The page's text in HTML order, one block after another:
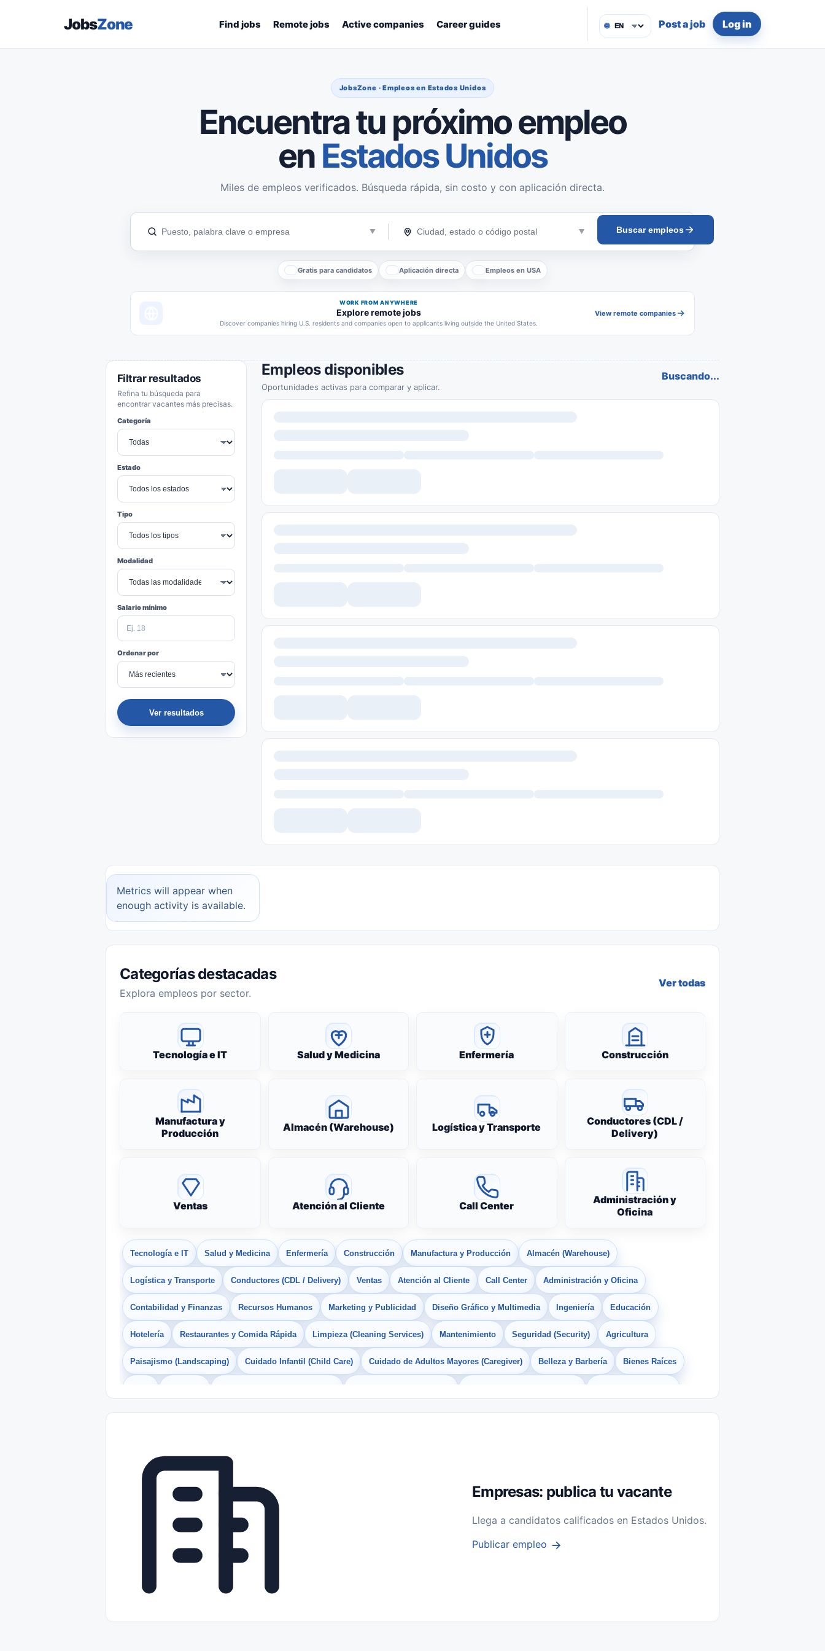
JobsZone Find jobs Remote jobs Active companies Career guides 🌐 Post a job Log in
JobsZone · Empleos en Estados Unidos
Encuentra tu próximo empleo
en Estados Unidos
Miles de empleos verificados. Búsqueda rápida, sin costo y con aplicación directa.
Buscar empleos
Gratis para candidatos Aplicación directa Empleos en USA
WORK FROM ANYWHERE
Explore remote jobs
Discover companies hiring U.S. residents and companies open to applicants living outside the United States.
View remote companies
Filtrar resultados
Refina tu búsqueda para
encontrar vacantes más precisas.
Categoría
Estado
Tipo
Modalidad
Salario mínimo
Ordenar por
Ver resultados
Empleos disponibles
Oportunidades activas para comparar y aplicar.
Buscando...
Metrics will appear when
enough activity is available.
Categorías destacadas
Explora empleos por sector.
Ver todas
Tecnología e IT Salud y Medicina Enfermería Construcción
Manufactura y
Producción
Almacén (Warehouse) Logística y Transporte
Conductores (CDL /
Delivery)
Ventas Atención al Cliente Call Center
Administración y
Oficina
Tecnología e IT Salud y Medicina Enfermería Construcción Manufactura y Producción Almacén (Warehouse)
Logística y Transporte Conductores (CDL / Delivery) Ventas Atención al Cliente Call Center Administración y Oficina
Contabilidad y Finanzas Recursos Humanos Marketing y Publicidad Diseño Gráfico y Multimedia Ingeniería Educación
Hotelería Restaurantes y Comida Rápida Limpieza (Cleaning Services) Mantenimiento Seguridad (Security) Agricultura
Paisajismo (Landscaping) Cuidado Infantil (Child Care) Cuidado de Adultos Mayores (Caregiver) Belleza y Barbería Bienes Raíces
Freelance Prácticas (Internships) Empleos para Estudiantes Empleos Bilingües (English/Spanish) Sin Experiencia
Telecomunicaciones
Empresas: publica tu vacante
Llega a candidatos calificados en Estados Unidos.
Publicar empleo